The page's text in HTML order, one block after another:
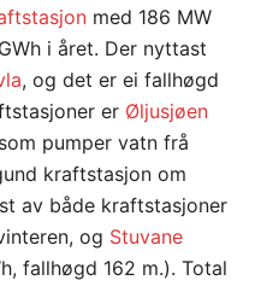
med 186 MW
i året. Der nyttast
, og det er ei fallhøgd
er Øljusjøen
pumper vatn frå
kraftstasjon om
av både kraftstasjoner
og Stuvane
fallhøgd 162 m.). Total